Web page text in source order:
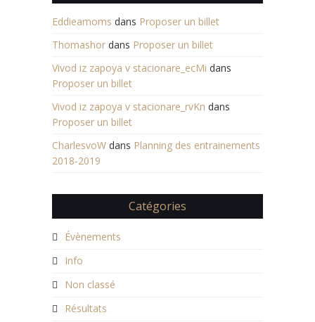
Eddieamoms dans Proposer un billet
Thomashor dans Proposer un billet
Vivod iz zapoya v stacionare_ecMi dans
Proposer un billet
Vivod iz zapoya v stacionare_rvKn dans
Proposer un billet
CharlesvoW dans Planning des entrainements
2018-2019
Catégories
Évènements
Info
Non classé
Résultats